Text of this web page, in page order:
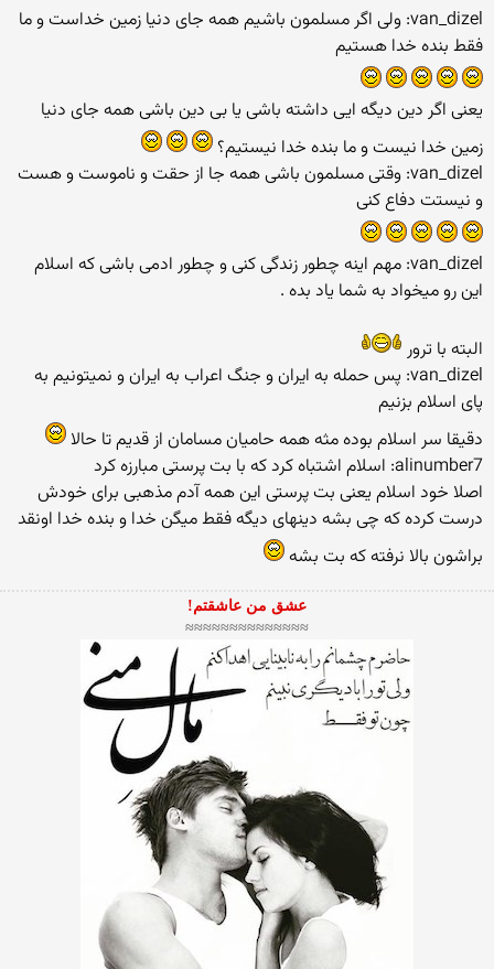
van_dizel: ولی اگر مسلمون باشیم همه جای دنیا زمین خداست و ما
فقط بنده خدا هستیم
یعنی اگر دین دیگه ایی داشته باشی یا بی دین باشی همه جای دنیا
زمین خدا نیست و ما بنده خدا نیستیم؟
van_dizel: وقتی مسلمون باشی همه جا از حقت و ناموست و هست
و نیستت دفاع كنی
van_dizel: مهم اینه چطور زندگی كنی و چطور ادمی باشی كه اسلام
این رو میخواد به شما یاد بده .
البته با ترور
van_dizel: پس حمله به ایران و جنگ اعراب به ایران و نمیتونیم به
پای اسلام بزنیم
دقیقا سر اسلام بوده مثه همه حامیان مسامان از قدیم تا حالا
alinumber7: اسلام اشتباه كرد كه با بت پرستی مبارزه كرد
اصلا خود اسلام یعنی بت پرستی این همه آدم مذهبی برای خودش
درست كرده كه چی بشه دینهای دیگه فقط میگن خدا و بنده خدا اونقد
براشون بالا نرفته كه بت بشه
عشق من عاشقتم!
≈≈≈≈≈≈≈≈≈≈≈≈≈≈